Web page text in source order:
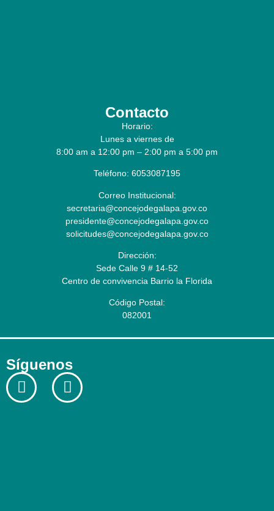
Contacto
Horario:
Lunes a viernes de
8:00 am a 12:00 pm – 2:00 pm a 5:00 pm
Teléfono: 6053087195
Correo Institucional:
secretaria@concejodegalapa.gov.co
presidente@concejodegalapa.gov.co
solicitudes@concejodegalapa.gov.co
Dirección:
Sede Calle 9 # 14-52
Centro de convivencia Barrio la Florida
Código Postal:
082001
Síguenos